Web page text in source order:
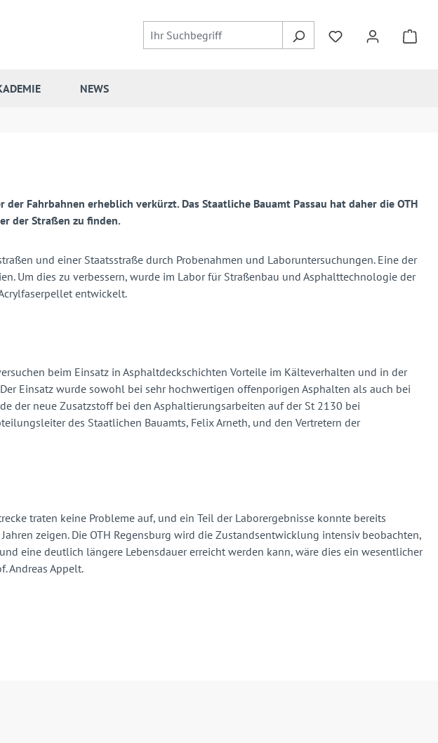
NEWS
Fahrbahnen erheblich verkürzt. Das Staatliche Bauamt Passau hat daher die OTH
der Straßen zu finden.
und einer Staatsstraße durch Probenahmen und Laboruntersuchungen. Eine der
Um dies zu verbessern, wurde im Labor für Straßenbau und Asphalttechnologie der
entwickelt.
beim Einsatz in Asphaltdeckschichten Vorteile im Kälteverhalten und in der
Einsatz wurde sowohl bei sehr hochwertigen offenporigen Asphalten als auch bei
der neue Zusatzstoff bei den Asphaltierungsarbeiten auf der St 2130 bei
des Staatlichen Bauamts, Felix Arneth, und den Vertretern der
traten keine Probleme auf, und ein Teil der Laborergebnisse konnte bereits
zeigen. Die OTH Regensburg wird die Zustandsentwicklung intensiv beobachten,
eine deutlich längere Lebensdauer erreicht werden kann, wäre dies ein wesentlicher
Andreas Appelt.